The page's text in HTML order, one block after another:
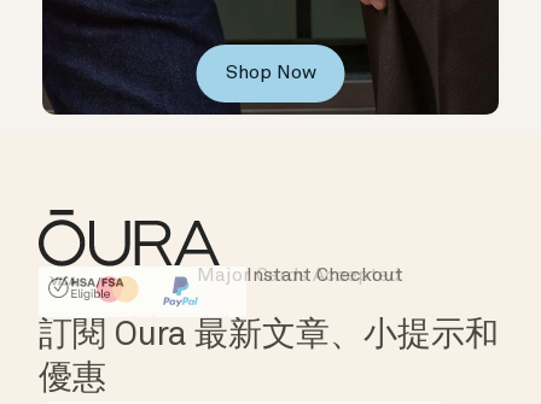
Shop Now
HSA/FSA Eligible
Affirm
Instant Checkout
Major Cards Accepted
訂閱 Oura 最新文章、小提示和
優惠